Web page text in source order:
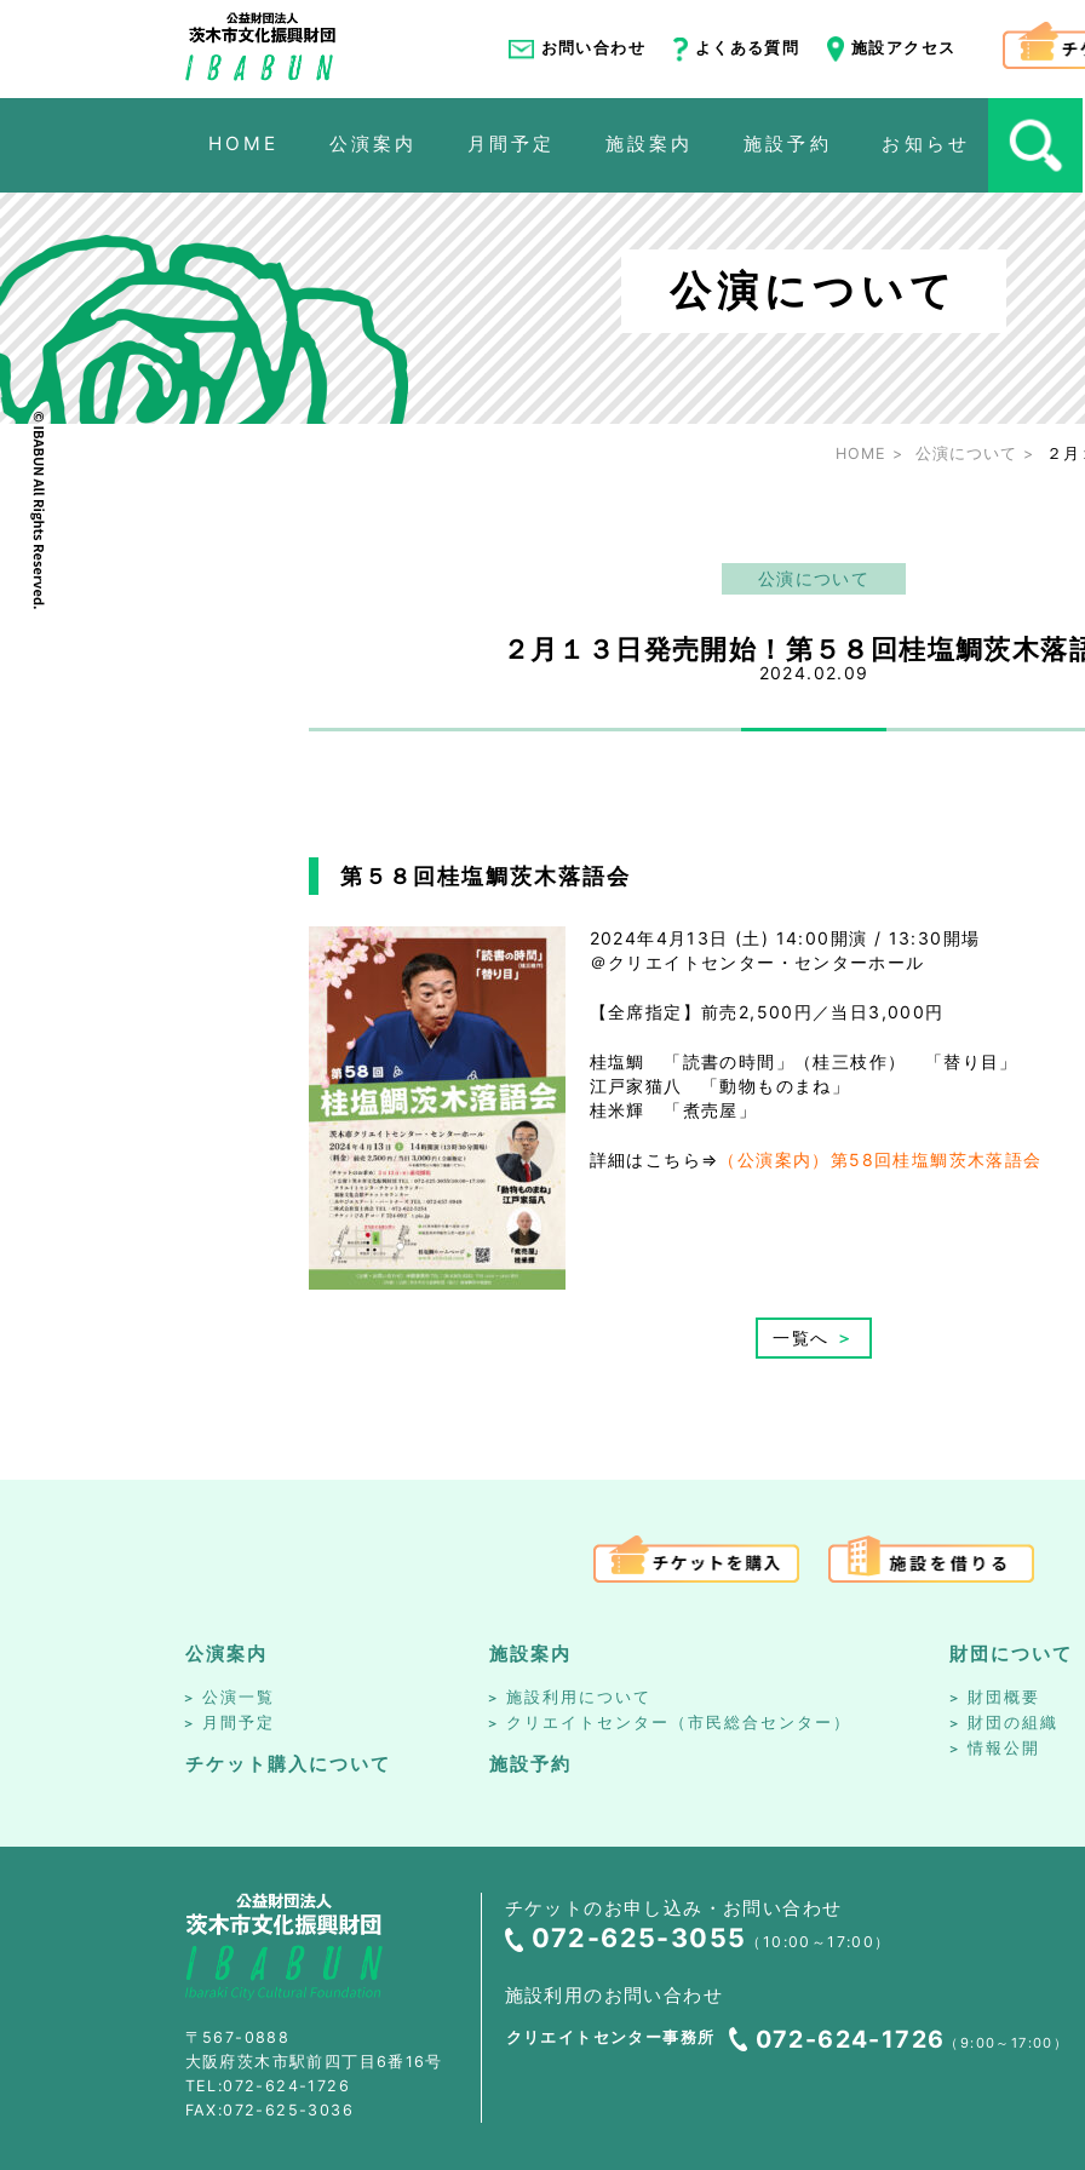
お問い合わせ よくある質問 施設アクセス
HOME 公演案内 月間予定 施設案内 施設予約 お知らせ
公演について
HOME 公演について ２
公演について
２月１３日発売開始！第５８回桂塩鯛茨木落
2024.02.09
第５８回桂塩鯛茨木落語会
2024年4月13日 (土) 14:00開演 / 13:30開場
＠クリエイトセンター・センターホール
【全席指定】前売2,500円／当日3,000円
桂塩鯛
「読書の時間」（桂三枝作） 「替り目」
江戸家猫八 「動物ものまね」
桂米輝 「煮売屋」
詳細はこちら⇒ （公演案内）第58回桂塩鯛茨木落語会
一覧へ ＞
公演案内
公演一覧
月間予定
チケット購入について
施設案内
施設利用について
クリエイトセンター（市民総合センター）
施設予約
財団について
財団概要
財団の組織
情報公開
〒567-0888
大阪府茨木市駅前四丁目6番16号
TEL:072-624-1726
FAX:072-625-3036
チケットのお申し込み・お問い合わせ
072-625-3055 （10:00～17:00）
施設利用のお問い合わせ
クリエイトセンター事務所 072-624-1726 （9:00～17:00）